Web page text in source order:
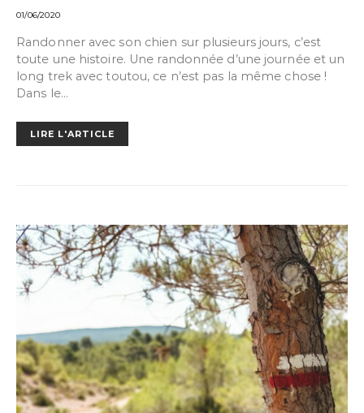
01/06/2020
Randonner avec son chien sur plusieurs jours, c’est
toute une histoire. Une randonnée d’une journée et un
long trek avec toutou, ce n’est pas la même chose !
Dans le…
LIRE L'ARTICLE